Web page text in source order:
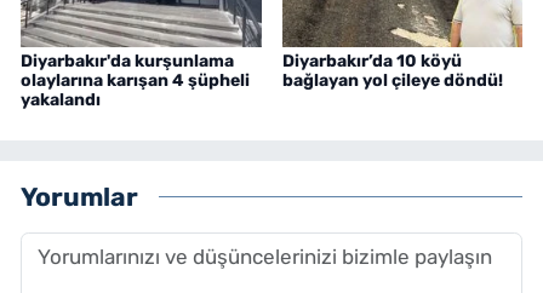
Diyarbakır'da kurşunlama
olaylarına karışan 4 şüpheli
yakalandı
Diyarbakır’da 10 köyü
bağlayan yol çileye döndü!
Yorumlar